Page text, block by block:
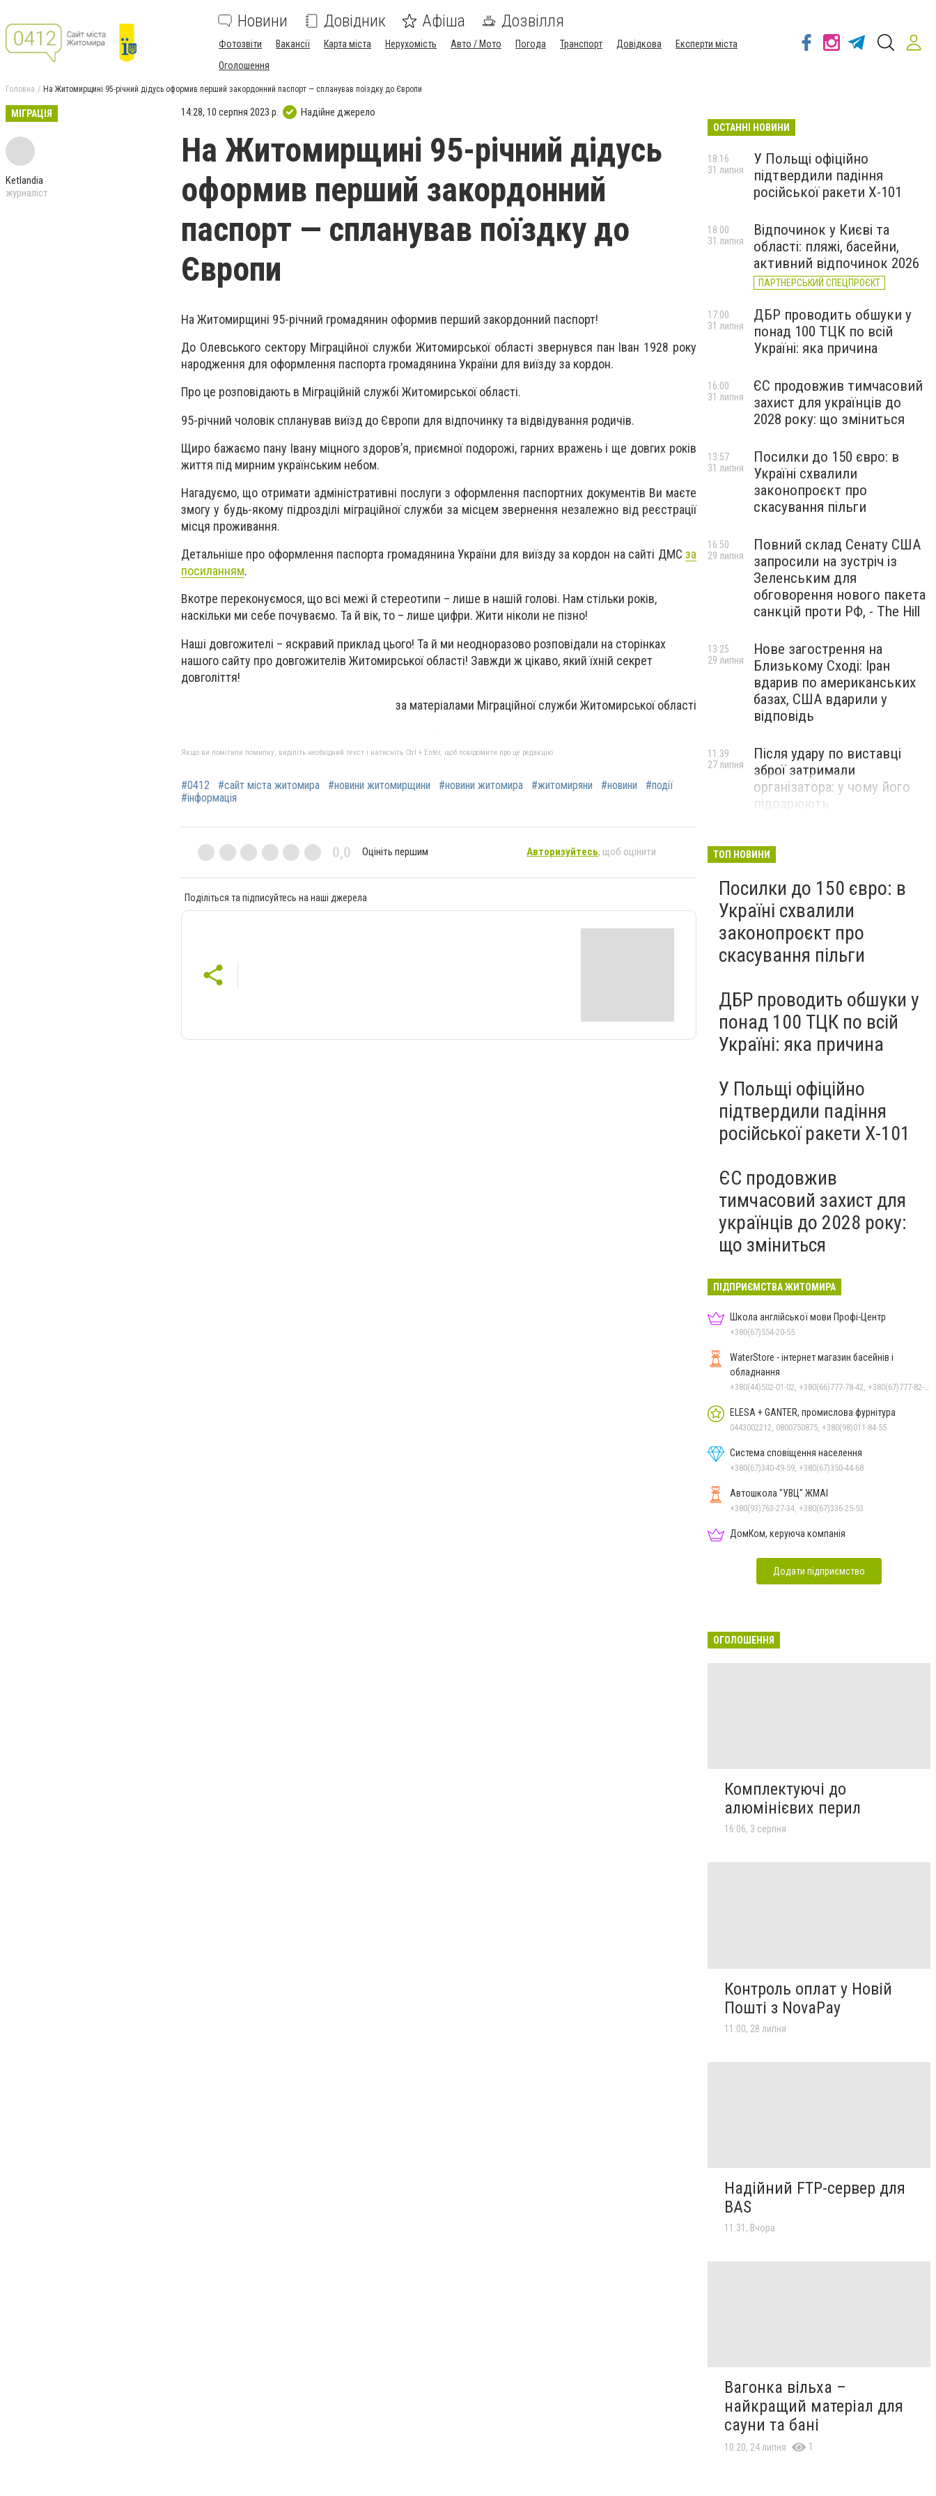
Новини Довідник Афіша Дозвілля
Фотозвіти Вакансії Карта міста Нерухомість Авто / Мото Погода Транспорт Довідкова
Експерти міста
Оголошення
Головна На Житомирщині 95-річний дідусь оформив перший закордонний паспорт — спланував поїздку до Європи
МІГРАЦІЯ
Ketlandia
журналіст
14:28, 10 серпня 2023 р. Надійне джерело
На Житомирщині 95-річний дідусь
оформив перший закордонний
паспорт — спланував поїздку до
Європи
На Житомирщині 95-річний громадянин оформив перший закордонний паспорт!
До Олевського сектору Міграційної служби Житомирської області звернувся пан Іван 1928 року
народження для оформлення паспорта громадянина України для виїзду за кордон.
Про це розповідають в Міграційній службі Житомирської області.
95-річний чоловік спланував виїзд до Європи для відпочинку та відвідування родичів.
Щиро бажаємо пану Івану міцного здоров’я, приємної подорожі, гарних вражень і ще довгих років
життя під мирним українським небом.
Нагадуємо, що отримати адміністративні послуги з оформлення паспортних документів Ви маєте
змогу у будь-якому підрозділі міграційної служби за місцем звернення незалежно від реєстрації
місця проживання.
Детальніше про оформлення паспорта громадянина України для виїзду за кордон на сайті ДМС за
посиланням.
Вкотре переконуємося, що всі межі й стереотипи – лише в нашій голові. Нам стільки років,
наскільки ми себе почуваємо. Та й вік, то – лише цифри. Жити ніколи не пізно!
Наші довгожителі – яскравий приклад цього! Та й ми неодноразово розповідали на сторінках
нашого сайту про довгожителів Житомирської області! Завжди ж цікаво, який їхній секрет
довголіття!
за матеріалами Міграційної служби Житомирської області
Якщо ви помітили помилку, виділіть необхідний текст і натисніть Ctrl + Enter, щоб повідомити про це редакцію
#0412 #сайт міста житомира #новини житомирщини #новини житомира #житомиряни #новини
#події
#інформація
0,0 Оцініть першим Авторизуйтесь, щоб оцінити
Поділіться та підписуйтесь на наші джерела
ОСТАННІ НОВИНИ
У Польщі офіційно
підтвердили падіння
російської ракети Х-101
18:16
31 липня
Відпочинок у Києві та
області: пляжі, басейни,
активний відпочинок 2026
ПАРТНЕРСЬКИЙ СПЕЦПРОЄКТ
18:00
31 липня
ДБР проводить обшуки у
понад 100 ТЦК по всій
Україні: яка причина
17:00
31 липня
ЄС продовжив тимчасовий
захист для українців до
2028 року: що зміниться
16:00
31 липня
Посилки до 150 євро: в
Україні схвалили
законопроєкт про
скасування пільги
13:57
31 липня
Повний склад Сенату США
запросили на зустріч із
Зеленським для
обговорення нового пакета
санкцій проти РФ, - The Hill
16:50
29 липня
Нове загострення на
Близькому Сході: Іран
вдарив по американських
базах, США вдарили у
відповідь
13:25
29 липня
Після удару по виставці
зброї затримали
організатора: у чому його
підозрюють
11:39
27 липня
ТОП НОВИНИ
Посилки до 150 євро: в
Україні схвалили
законопроєкт про
скасування пільги
ДБР проводить обшуки у
понад 100 ТЦК по всій
Україні: яка причина
У Польщі офіційно
підтвердили падіння
російської ракети Х-101
ЄС продовжив
тимчасовий захист для
українців до 2028 року:
що зміниться
ПІДПРИЄМСТВА ЖИТОМИРА
Школа англійської мови Профі-Центр
+380(67)554-20-55
WaterStore - інтернет магазин басейнів і
обладнання
+380(44)502-01-02, +380(66)777-78-42, +380(67)777-82-19, +380(67)890-80-80, +380(73)890-80-80, +380(44)502-01-03
ELESA + GANTER, промислова фурнітура
0443002212, 0800750875, +380(98)011-84-55
Система сповіщення населення
+380(67)340-49-59, +380(67)350-44-68
Автошкола "УВЦ" ЖМАІ
+380(93)763-27-34, +380(67)336-25-53
ДомКом, керуюча компанія
Додати підприємство
ОГОЛОШЕННЯ
Комплектуючі до
алюмінієвих перил
16:06, 3 серпня
Контроль оплат у Новій
Пошті з NovaPay
11:00, 28 липня
Надійний FTP-сервер для
BAS
11:31, Вчора
Вагонка вільха –
найкращий матеріал для
сауни та бані
10:20, 24 липня 1